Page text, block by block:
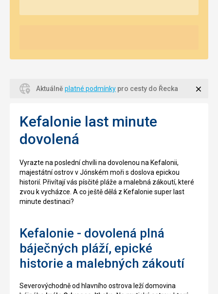
Aktuálně platné podmínky pro cesty do Řecka
Kefalonie last minute
dovolená
Vyrazte na poslední chvíli na dovolenou na Kefalonii,
majestátní ostrov v Jónském moři s doslova epickou
historií. Přivítají vás písčité pláže a malebná zákoutí, které
zvou k vycházce. A co ještě dělá z Kefalonie super last
minute destinaci?
Kefalonie - dovolená plná
báječných pláží, epické
historie a malebných zákoutí
Severovýchodně od hlavního ostrova leží domovina